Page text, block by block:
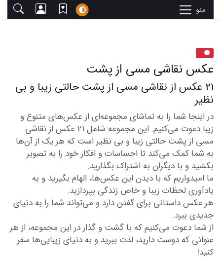
منو
عکس نقاشی مسی از پشت
21 عکس از نقاشی مسی از پشت حالتی زیبا و بی
نظیر
در اینجا شما را به تماشای مجموعه‌ای از عکس‌های متنوع و
زیبا دعوت می‌کنیم. این مجموعه شامل 21 عکس از نقاشی
مسی از پشت حالتی زیبا و بی نظیر است که هر یک از آن‌ها
به شما کمک می‌کند تا احساسات و افکار خود را به تصویر
بکشید و با دیگران به اشتراک بگذارید.
ما امیدواریم که با دیدن این عکس‌ها، الهام بگیرید و به
یادآوری لحظات زیبا و خاص زندگی بپردازید.
هر عکس داستانی برای گفتن دارد و می‌تواند شما را به دنیای
جدیدی ببرد.
از شما دعوت می‌کنیم که با گشت و گذار در این مجموعه، از هر
عنوانی که دوست دارید، لذت ببرید و به دنیای زیبایی‌ها سفر
کنید!